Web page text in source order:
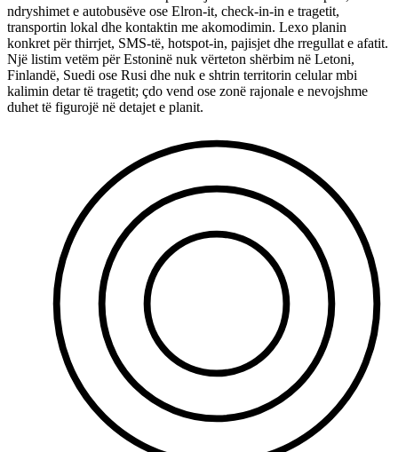
ndryshimet e autobusëve ose Elron-it, check-in-in e tragetit,
transportin lokal dhe kontaktin me akomodimin. Lexo planin
konkret për thirrjet, SMS-të, hotspot-in, pajisjet dhe rregullat e afatit.
Një listim vetëm për Estoninë nuk vërteton shërbim në Letoni,
Finlandë, Suedi ose Rusi dhe nuk e shtrin territorin celular mbi
kalimin detar të tragetit; çdo vend ose zonë rajonale e nevojshme
duhet të figurojë në detajet e planit.